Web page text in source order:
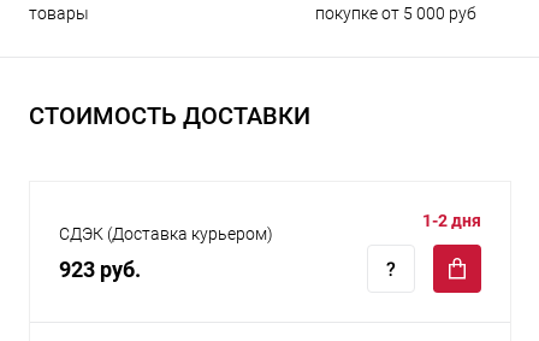
товары
покупке от 5 000 руб
СТОИМОСТЬ ДОСТАВКИ
СДЭК (Доставка курьером)
923 руб.
1-2 дня